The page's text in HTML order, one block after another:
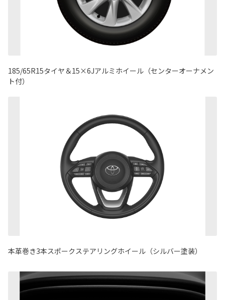
185/65R15タイヤ＆15×6Jアルミホイール（センターオーナメン
ト付）
本革巻き3本スポークステアリングホイール（シルバー塗装）